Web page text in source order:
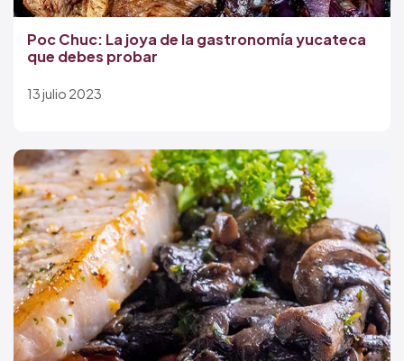
Poc Chuc: La joya de la gastronomía yucateca
que debes probar
13 julio 2023